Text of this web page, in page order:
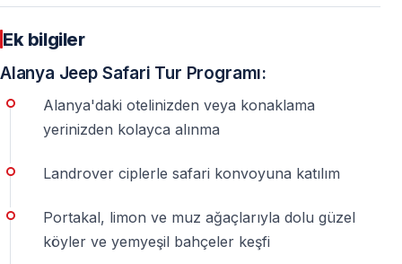
ıslanma ihtimali yüksektir.
restoranlarda fiyata dahildir.
Ne giymeliyim?
önerilir.
Ek bilgiler
Alanya Jeep Safari Tur Programı:
Alanya'daki otelinizden veya konaklama
yerinizden kolayca alınma
Landrover ciplerle safari konvoyuna katılım
Portakal, limon ve muz ağaçlarıyla dolu güzel
köyler ve yemyeşil bahçeler keşfi